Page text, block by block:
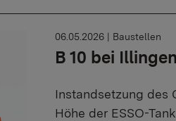
B 10 bei Illingen
06.05.2026 | Baustellen
Instandsetzung des
Höhe der ESSO-